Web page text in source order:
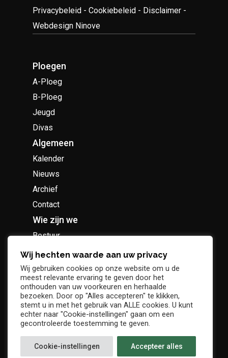
Privacybeleid -Cookiebeleid - Disclaimer -
Webdesign Ninove
Ploegen
A-Ploeg
B-Ploeg
Jeugd
Divas
Algemeen
Kalender
Nieuws
Archief
Contact
Wie zijn we
Bestuur
Geschiedenis
Supportersclub
Socio Business Club
Wij hechten waarde aan uw privacy
Wij gebruiken cookies op onze website om u de
meest relevante ervaring te geven door het
onthouden van uw voorkeuren en herhaalde
bezoeken. Door op "Alles accepteren" te klikken,
stemt u in met het gebruik van ALLE cookies. U kunt
echter naar "Cookie-instellingen" gaan om een
gecontroleerde toestemming te geven.
Cookie-instellingen Accepteer alles